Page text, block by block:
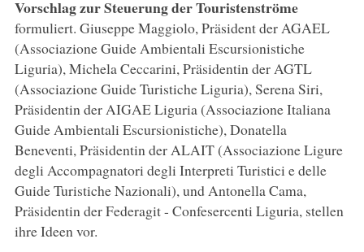
Vorschlag zur Steuerung der Touristenströme
formuliert. Giuseppe Maggiolo, Präsident der AGAEL
(Associazione Guide Ambientali Escursionistiche
Liguria), Michela Ceccarini, Präsidentin der AGTL
(Associazione Guide Turistiche Liguria), Serena Siri,
Präsidentin der AIGAE Liguria (Associazione Italiana
Guide Ambientali Escursionistiche), Donatella
Beneventi, Präsidentin der ALAIT (Associazione Ligure
degli Accompagnatori degli Interpreti Turistici e delle
Guide Turistiche Nazionali), und Antonella Cama,
Präsidentin der Federagit - Confesercenti Liguria, stellen
ihre Ideen vor.